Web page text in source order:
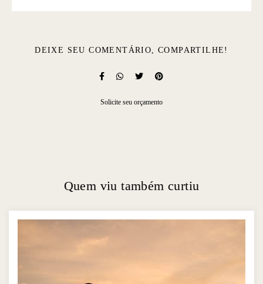
DEIXE SEU COMENTÁRIO, COMPARTILHE!
Solicite seu orçamento
Quem viu também curtiu